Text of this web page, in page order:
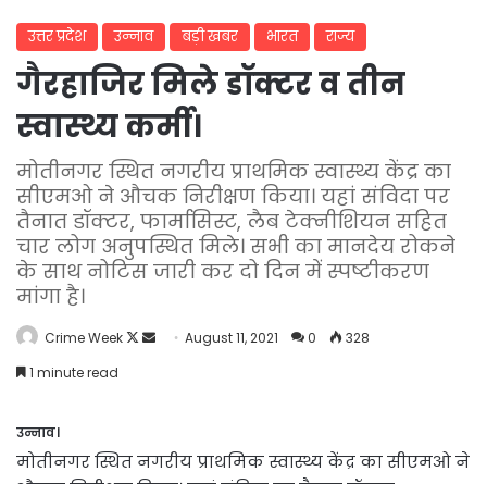
उत्तर प्रदेश उन्नाव बड़ी खबर भारत राज्य
गैरहाजिर मिले डॉक्टर व तीन
स्वास्थ्य कर्मी।
मोतीनगर स्थित नगरीय प्राथमिक स्वास्थ्य केंद्र का
सीएमओ ने औचक निरीक्षण किया। यहां संविदा पर
तैनात डॉक्टर, फार्मासिस्ट, लैब टेक्नीशियन सहित
चार लोग अनुपस्थित मिले। सभी का मानदेय रोकने
के साथ नोटिस जारी कर दो दिन में स्पष्टीकरण
मांगा है।
Crime Week
Follow
SendAugust 11, 2021 0
328
1 minute read
उन्नाव।
मोतीनगर स्थित नगरीय प्राथमिक स्वास्थ्य केंद्र का सीएमओ ने